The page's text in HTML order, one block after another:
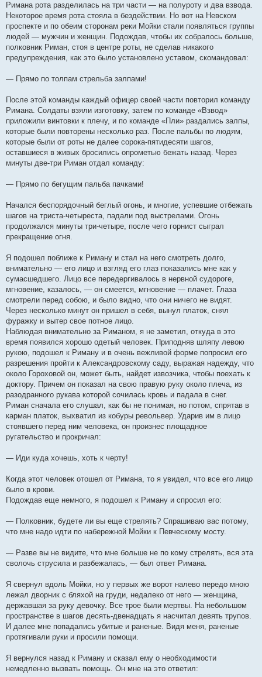
Римана рота разделилась на три части — на полуроту и два взвода.
Некоторое время рота стояла в бездействии. Но вот на Невском
проспекте и по обеим сторонам реки Мойки стали появляться группы
людей — мужчин и женщин. Подождав, чтобы их собралось больше,
полковник Риман, стоя в центре роты, не сделав никакого
предупреждения, как это было установлено уставом, скомандовал:
— Прямо по толпам стрельба залпами!
После этой команды каждый офицер своей части повторил команду
Римана. Солдаты взяли изготовку, затем по команде «Взвод»
приложили винтовки к плечу, и по команде «Пли» раздались залпы,
которые были повторены несколько раз. После пальбы по людям,
которые были от роты не далее сорока-пятидесяти шагов,
оставшиеся в живых бросились опрометью бежать назад. Через
минуты две-три Риман отдал команду:
— Прямо по бегущим пальба пачками!
Начался беспорядочный беглый огонь, и многие, успевшие отбежать
шагов на триста-четыреста, падали под выстрелами. Огонь
продолжался минуты три-четыре, после чего горнист сыграл
прекращение огня.
Я подошел поближе к Риману и стал на него смотреть долго,
внимательно — его лицо и взгляд его глаз показались мне как у
сумасшедшего. Лицо все передергивалось в нервной судороге,
мгновение, казалось, — он смеется, мгновение — плачет. Глаза
смотрели перед собою, и было видно, что они ничего не видят.
Через несколько минут он пришел в себя, вынул платок, снял
фуражку и вытер свое потное лицо.
Наблюдая внимательно за Риманом, я не заметил, откуда в это
время появился хорошо одетый человек. Приподняв шляпу левою
рукою, подошел к Риману и в очень вежливой форме попросил его
разрешения пройти к Александровскому саду, выражая надежду, что
около Гороховой он, может быть, найдет извозчика, чтобы поехать к
доктору. Причем он показал на свою правую руку около плеча, из
разодранного рукава которой сочилась кровь и падала в снег.
Риман сначала его слушал, как бы не понимая, но потом, спрятав в
карман платок, выхватил из кобуры револьвер. Ударив им в лицо
стоявшего перед ним человека, он произнес площадное
ругательство и прокричал:
— Иди куда хочешь, хоть к черту!
Когда этот человек отошел от Римана, то я увидел, что все его лицо
было в крови.
Подождав еще немного, я подошел к Риману и спросил его:
— Полковник, будете ли вы еще стрелять? Спрашиваю вас потому,
что мне надо идти по набережной Мойки к Певческому мосту.
— Разве вы не видите, что мне больше не по кому стрелять, вся эта
сволочь струсила и разбежалась, — был ответ Римана.
Я свернул вдоль Мойки, но у первых же ворот налево передо мною
лежал дворник с бляхой на груди, недалеко от него — женщина,
державшая за руку девочку. Все трое были мертвы. На небольшом
пространстве в шагов десять-двенадцать я насчитал девять трупов.
И далее мне попадались убитые и раненые. Видя меня, раненые
протягивали руки и просили помощи.
Я вернулся назад к Риману и сказал ему о необходимости
немедленно вызвать помощь. Он мне на это ответил: